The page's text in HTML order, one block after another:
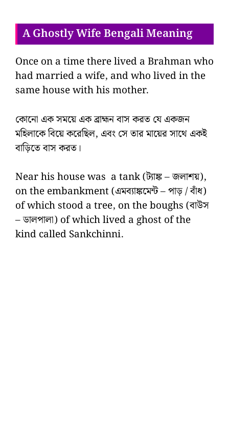
A Ghostly Wife Bengali Meaning
Once on a time there lived a Brahman who
had married a wife, and who lived in the
same house with his mother.
কোনো এক সময়ে এক ব্রাহ্মন বাস করত যে একজন
মহিলাকে বিয়ে করেছিল, এবং সে তার মায়ের সাথে একই
বাড়িতে বাস করত।
Near his house was a tank (ট্যাঙ্ক – জলাশয়),
on the embankment (এমব্যাঙ্কমেন্ট – পাড় / বাঁধ)
of which stood a tree, on the boughs (বাউস
– ডালপালা) of which lived a ghost of the
kind called Sankchinni.